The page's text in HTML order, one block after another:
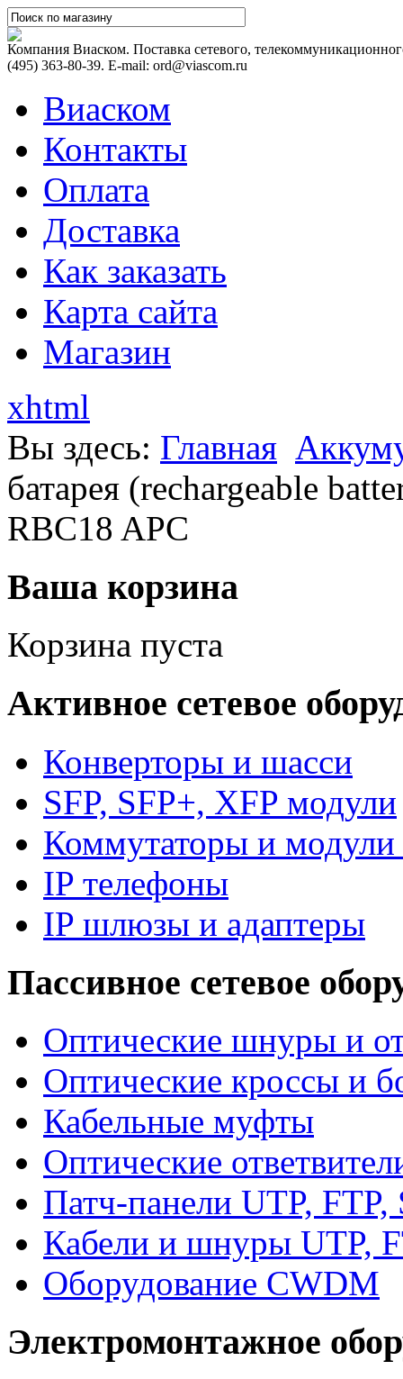
Компания Виаском. Поставка сетевого,
(495) 363-80-39. E-mail: ord@viascom.ru
Виаском
Контакты
Оплата
Доставка
Как заказать
Карта сайта
Магазин
xhtml
Вы здесь: Главная
батарея (rechargeable
RBC18 APC
Ваша корзина
Корзина пуста
Активное сетевое
Конверторы и шасси
SFP, SFP+, XFP модули
Коммутаторы и модули
IP телефоны
IP шлюзы и адаптеры
Пассивное сетевое
Оптические шнуры и
Оптические кроссы и
Кабельные муфты
Оптические
Патч-панели UTP, FTP,
Кабели и шнуры UTP,
Оборудование CWDM
Электромонтажное